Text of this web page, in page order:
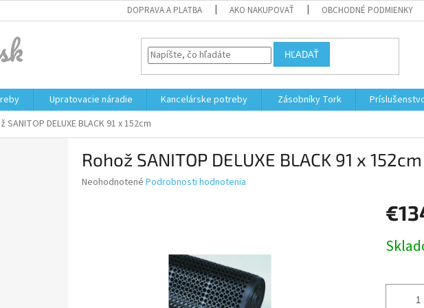
DOPRAVA A PLATBA AKO NAKUPOVAŤ OBCHODNÉ PODMIENKY
HĽADAŤ
Upratovacie náradie Kancelárske potreby Zásobníky Tork
SANITOP DELUXE BLACK 91 x 152cm
Rohož SANITOP DELUXE BLACK 91 x 152cm
Priemerné
Neohodnotené Podrobnosti hodnotenia
cena: